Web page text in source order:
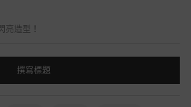
亮造型！
撰寫標題